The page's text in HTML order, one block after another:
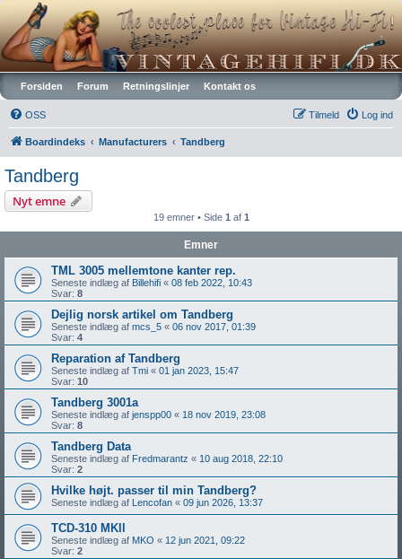
Vintagehifi.dk
Forsiden Forum Retningslinjer Kontakt os
OSS Log ind
Tilmeld
Boardindeks Manufacturers Tandberg
Tandberg
Nyt emne
19 emner • Side 1 af 1
Emner
TML 3005 mellemtone kanter rep.
Seneste indlæg af Billehifi « 08 feb 2022, 10:43
Svar: 8
Dejlig norsk artikel om Tandberg
Seneste indlæg af mcs_5 « 06 nov 2017, 01:39
Svar: 4
Reparation af Tandberg
Seneste indlæg af Tmi « 01 jan 2023, 15:47
Svar: 10
Tandberg 3001a
Seneste indlæg af jenspp00 « 18 nov 2019, 23:08
Svar: 8
Tandberg Data
Seneste indlæg af Fredmarantz « 10 aug 2018, 22:10
Svar: 2
Hvilke højt. passer til min Tandberg?
Seneste indlæg af Lencofan « 09 jun 2026, 13:37
TCD-310 MKll
Seneste indlæg af MKO « 12 jun 2021, 09:22
Svar: 2